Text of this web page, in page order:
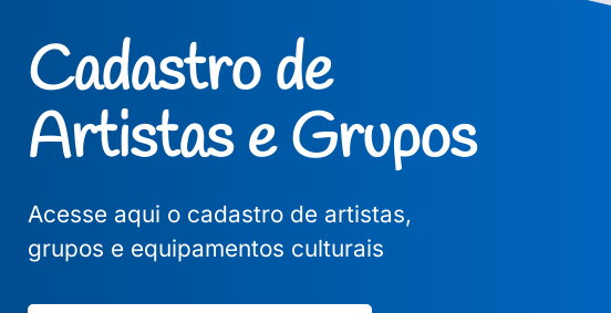
Cadastro de
Artistas e Grupos
Acesse aqui o cadastro de artistas,
grupos e equipamentos culturais